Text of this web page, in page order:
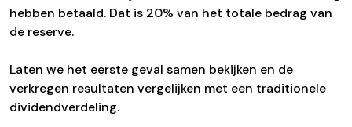
hebben betaald. Dat is 20% van het totale bedrag van
de reserve.
Laten we het eerste geval samen bekijken en de
verkregen resultaten vergelijken met een traditionele
dividendverdeling.